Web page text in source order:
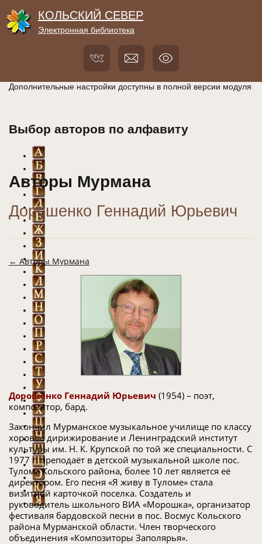
КОЛЬСКИЙ СЕВЕР
Электронная библиотека
Дополнительные настройки доступны в полной версии модуля
Выбор авторов по алфавиту
Авторы Мурмана
Дорошенко Геннадий Юрьевич
← Авторы Мурмана
Дорошенко Геннадий Юрьевич (1954) – поэт,
композитор, бард.
Закончил Мурманское музыкальное училище по классу
хоровое дирижирование и Ленинградский институт
культуры им. Н. К. Крупской по той же специальности. С
1977 г. преподаёт в детской музыкальной школе пос.
Тулома Кольского района, более 10 лет является её
директором. Его песня «Я живу в Туломе» стала
визитной карточкой поселка. Создатель и
руководитель школьного ВИА «Морошка», организатор
фестиваля бардовской песни в пос. Восмус Кольского
района Мурманской области. Член творческого
объединения «Композиторы Заполярья».